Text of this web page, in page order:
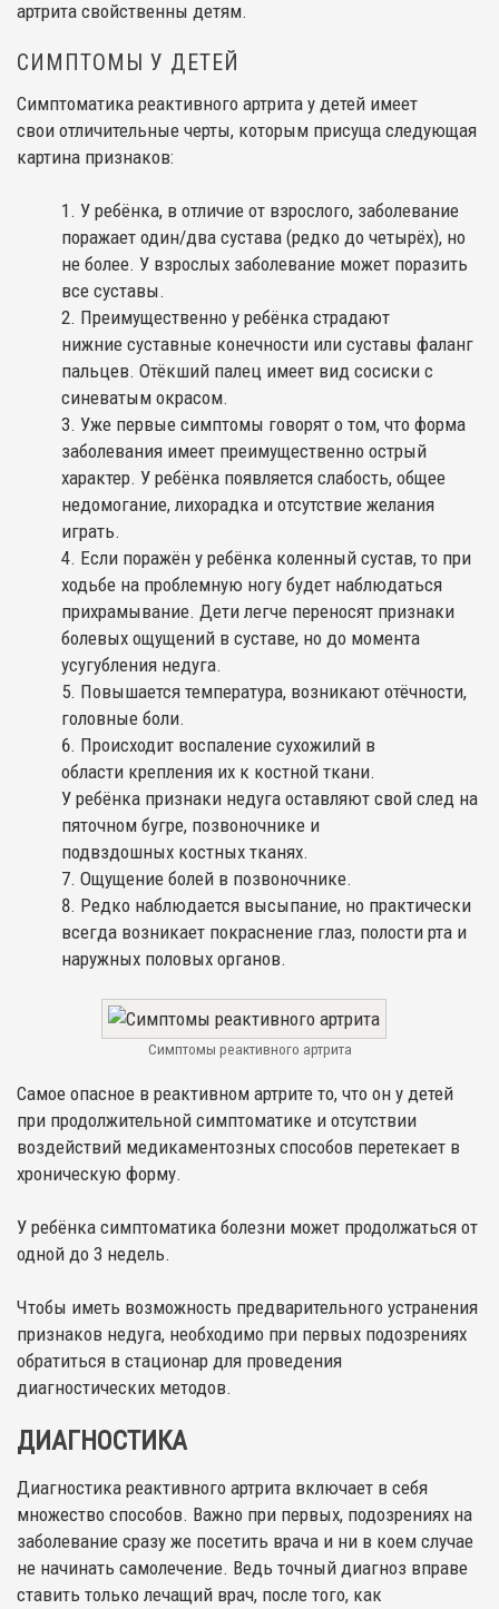
артрита свойственны детям.
СИМПТОМЫ У ДЕТЕЙ
Симптоматика реактивного артрита у детей имеет
свои отличительные черты, которым присуща следующая
картина признаков:
У ребёнка, в отличие от взрослого, заболевание
поражает один/два сустава (редко до четырёх), но
не более. У взрослых заболевание может поразить
все суставы.
Преимущественно у ребёнка страдают
нижние суставные конечности или суставы фаланг
пальцев. Отёкший палец имеет вид сосиски с
синеватым окрасом.
Уже первые симптомы говорят о том, что форма
заболевания имеет преимущественно острый
характер. У ребёнка появляется слабость, общее
недомогание, лихорадка и отсутствие желания
играть.
Если поражён у ребёнка коленный сустав, то при
ходьбе на проблемную ногу будет наблюдаться
прихрамывание. Дети легче переносят признаки
болевых ощущений в суставе, но до момента
усугубления недуга.
Повышается температура, возникают отёчности,
головные боли.
Происходит воспаление сухожилий в
области крепления их к костной ткани.
У ребёнка признаки недуга оставляют свой след на
пяточном бугре, позвоночнике и
подвздошных костных тканях.
Ощущение болей в позвоночнике.
Редко наблюдается высыпание, но практически
всегда возникает покраснение глаз, полости рта и
наружных половых органов.
Симптомы реактивного артрита
Самое опасное в реактивном артрите то, что он у детей
при продолжительной симптоматике и отсутствии
воздействий медикаментозных способов перетекает в
хроническую форму.
У ребёнка симптоматика болезни может продолжаться от
одной до 3 недель.
Чтобы иметь возможность предварительного устранения
признаков недуга, необходимо при первых подозрениях
обратиться в стационар для проведения
диагностических методов.
ДИАГНОСТИКА
Диагностика реактивного артрита включает в себя
множество способов. Важно при первых, подозрениях на
заболевание сразу же посетить врача и ни в коем случае
не начинать самолечение. Ведь точный диагноз вправе
ставить только лечащий врач, после того, как